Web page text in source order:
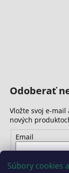
Súbory cookies
Odoberať
Vložte svoj e-
nových
Email
osobných údajov